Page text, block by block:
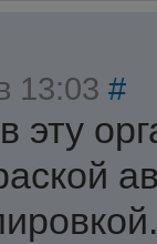
13:03 #
эту